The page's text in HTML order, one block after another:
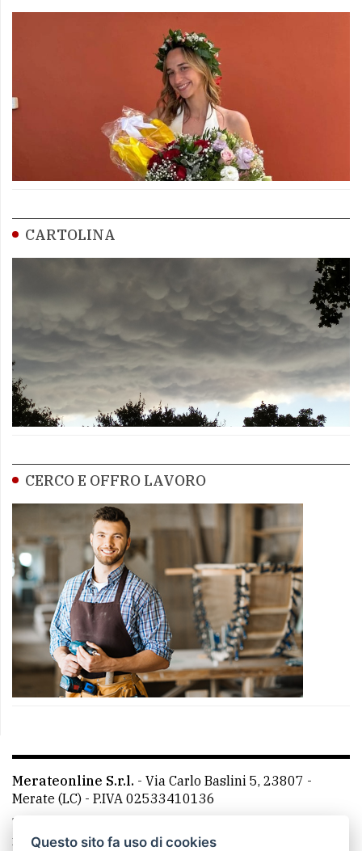
CARTOLINA
CERCO E OFFRO LAVORO
Merateonline S.r.l. - Via Carlo Baslini 5, 23807 -
Merate (LC) - P.IVA 02533410136
Telefono:
mail: redazione@merateonline.it
Questo sito fa uso di cookies